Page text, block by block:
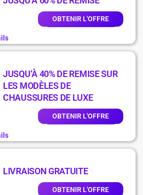
OBTENIR L'OFFRE
JUSQU’À 40% DE REMISE SUR
LES MODÈLES DE
CHAUSSURES DE LUXE
OBTENIR L'OFFRE
LIVRAISON GRATUITE
OBTENIR L'OFFRE